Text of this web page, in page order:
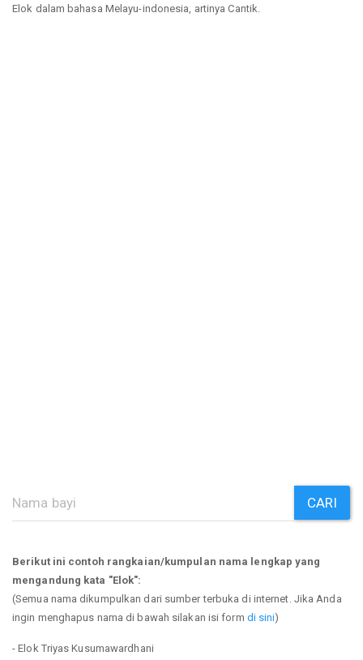
Elok dalam bahasa Melayu-indonesia, artinya Cantik.
CARI
Berikut ini contoh rangkaian/kumpulan nama lengkap yang
mengandung kata "Elok":
(Semua nama dikumpulkan dari sumber terbuka di internet. Jika Anda
ingin menghapus nama di bawah silakan isi form di sini)
- Elok Triyas Kusumawardhani